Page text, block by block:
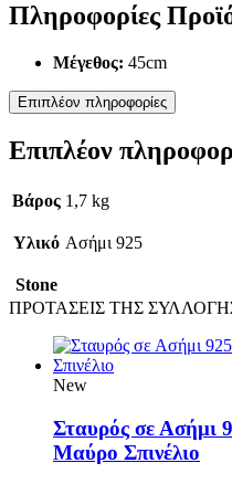
Πληροφορίες
Μέγεθος: 45cm
Επιπλέον πληροφορίες
Επιπλέον
Βάρος 1,7 kg
Υλικό Ασήμι 925
Stone
ΠΡΟΤΑΣΕΙΣ ΤΗΣ
New
Σταυρός σε Ασήμι
Μαύρο Σπινέλιο